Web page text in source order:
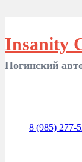
Insanity
Ногинский
8 (985) 277-